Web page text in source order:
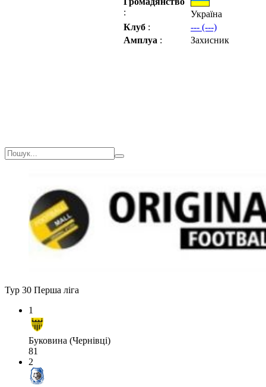
:
Україна
Клуб :
--- (---)
Амплуа : Захисник
Тур 30 Перша ліга
1
Буковина (Чернівці)
81
2